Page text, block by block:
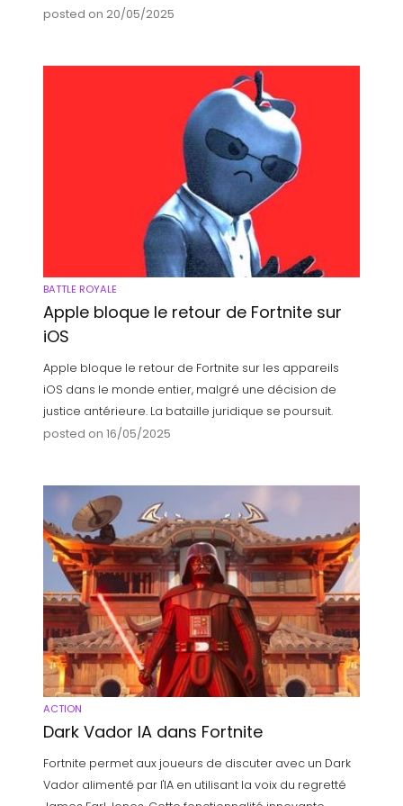
posted on 20/05/2025
BATTLE ROYALE
Apple bloque le retour de Fortnite sur
iOS
Apple bloque le retour de Fortnite sur les appareils
iOS dans le monde entier, malgré une décision de
justice antérieure. La bataille juridique se poursuit.
posted on 16/05/2025
ACTION
Dark Vador IA dans Fortnite
Fortnite permet aux joueurs de discuter avec un Dark
Vador alimenté par l'IA en utilisant la voix du regretté